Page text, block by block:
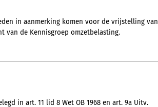
in aanmerking komen voor de vrijstelling van
van de Kennisgroep omzetbelasting.
in art. 11 lid 8 Wet OB 1968 en art. 9a Uitv.